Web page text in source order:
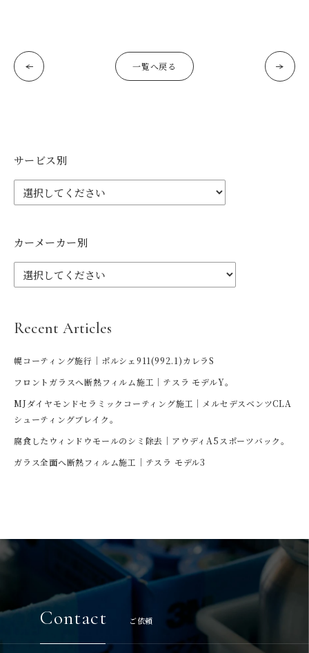
一覧へ戻る
サービス別
カーメーカー別
Recent Articles
幌コーティング施行｜ポルシェ911(992.1)カレラS
フロントガラスへ断熱フィルム施工｜テスラ モデルY。
MJダイヤモンドセラミックコーティング施工｜メルセデスベンツCLA
シューティングブレイク。
腐食したウィンドウモールのシミ除去｜アウディA5スポーツバック。
ガラス全面へ断熱フィルム施工｜テスラ モデル3
Contact ご依頼